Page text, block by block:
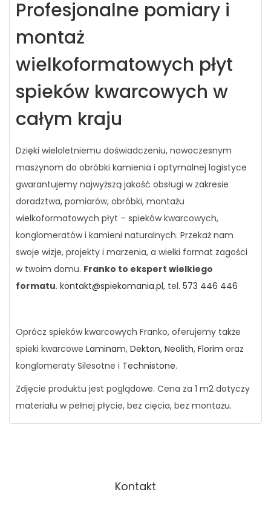
Profesjonalne pomiary i
montaż
wielkoformatowych płyt
spieków kwarcowych w
całym kraju
Dzięki wieloletniemu doświadczeniu, nowoczesnym
maszynom do obróbki kamienia i optymalnej logistyce
gwarantujemy najwyższą jakość obsługi w zakresie
doradztwa, pomiarów, obróbki, montażu
wielkoformatowych płyt – spieków kwarcowych,
konglomeratów i kamieni naturalnych. Przekaż nam
swoje wizje, projekty i marzenia, a wielki format zagości
w twoim domu. Franko to ekspert wielkiego
formatu. kontakt@spiekomania.pl, tel. 573 446 446
Oprócz spieków kwarcowych Franko, oferujemy także
spieki kwarcowe Laminam, Dekton, Neolith, Florim oraz
konglomeraty Silesotne i Technistone.
Zdjęcie produktu jest poglądowe. Cena za 1 m2 dotyczy
materiału w pełnej płycie, bez cięcia, bez montażu.
Kontakt